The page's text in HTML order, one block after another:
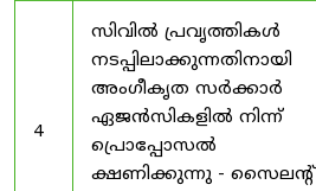
4
സിവിൽ പ്രവൃത്തികൾ
നടപ്പിലാക്കുന്നതിനായി
അംഗീകൃത സർക്കാർ
ഏജൻസികളിൽ നിന്ന്
പ്രൊപ്പോസൽ
ക്ഷണിക്കുന്നു - സൈലന്റ്